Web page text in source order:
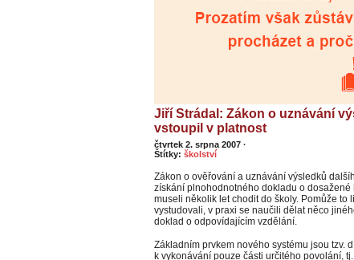
Jiří Strádal: Zákon o uznávání
vstoupil v platnost
čtvrtek 2. srpna 2007 ·
Štítky: školství
Zákon o ověřování a uznávání výsledků
získání plnohodnotného dokladu o
museli několik let chodit do školy. Pomůže to
vystudovali, v praxi se naučili dělat něco
doklad o odpovídajícím vzdělání.
Základním prvkem nového systému jsou tzv.
k vykonávání pouze části určitého povolání,